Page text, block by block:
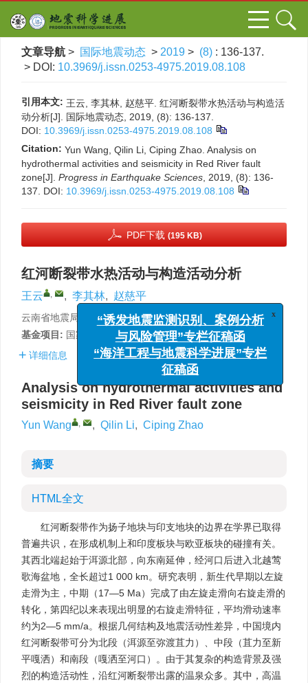
文章导航 > 国际地震动态 > 2019 > (8) : 136-137.
> DOI: 10.3969/j.issn.0253-4975.2019.08.108
引用本文: 王云, 李其林, 赵慈平. 红河断裂带水热活动与构造活
动分析[J]. 国际地震动态, 2019, (8): 136-137.
DOI: 10.3969/j.issn.0253-4975.2019.08.108
Citation: Yun Wang, Qilin Li, Ciping Zhao. Analysis on
hydrothermal activities and seismicity in Red River fault
zone[J]. Progress in Earthquake Sciences , 2019, (8): 136-
137. DOI: 10.3969/j.issn.0253-4975.2019.08.108
PDF下载 (195 KB)
红河断裂带水热活动与构造活动分析
王云 , , 李其林, 赵慈平
云南省地震局，昆明 650224
基金项目: 国家自然科学青年科学基金（41502315）资助。
详细信息
Analysis on hydrothermal activities and
seismicity in Red River fault zone
Yun Wang , , Qilin Li, Ciping Zhao
摘要
HTML全文
红河断裂带作为扬子地块与印支地块的边界在学界已取得
普遍共识，在形成机制上和印度板块与欧亚板块的碰撞有关。
其西北端起始于洱源北部，向东南延伸，经河口后进入北越莺
歌海盆地，全长超过1 000 km。研究表明，新生代早期以左旋
走滑为主，中期（17—5 Ma）完成了由左旋走滑向右旋走滑的
转化，第四纪以来表现出明显的右旋走滑特征，平均滑动速率
约为2—5 mm/a。根据几何结构及地震活动性差异，中国境内
红河断裂带可分为北段（洱源至弥渡苴力）、中段（苴力至新
平嘎洒）和南段（嘎洒至河口）。由于其复杂的构造背景及强
烈的构造活动性，沿红河断裂带出露的温泉众多。其中，高温
x
“诱发地震监测识别、案例分析
与风险管理”专栏征稿函
“海洋工程与地震科学进展”专栏
征稿函